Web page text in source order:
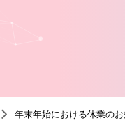
年末年始における休業の